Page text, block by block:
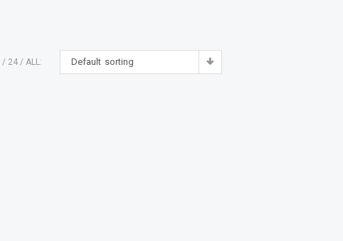
Default sorting
24 ALL: